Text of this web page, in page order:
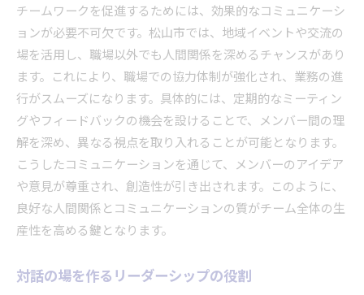
チームワークを促進するためには、効果的なコミュニケーシ
ョンが必要不可欠です。松山市では、地域イベントや交流の
場を活用し、職場以外でも人間関係を深めるチャンスがあり
ます。これにより、職場での協力体制が強化され、業務の進
行がスムーズになります。具体的には、定期的なミーティン
グやフィードバックの機会を設けることで、メンバー間の理
解を深め、異なる視点を取り入れることが可能となります。
こうしたコミュニケーションを通じて、メンバーのアイデア
や意見が尊重され、創造性が引き出されます。このように、
良好な人間関係とコミュニケーションの質がチーム全体の生
産性を高める鍵となります。
対話の場を作るリーダーシップの役割